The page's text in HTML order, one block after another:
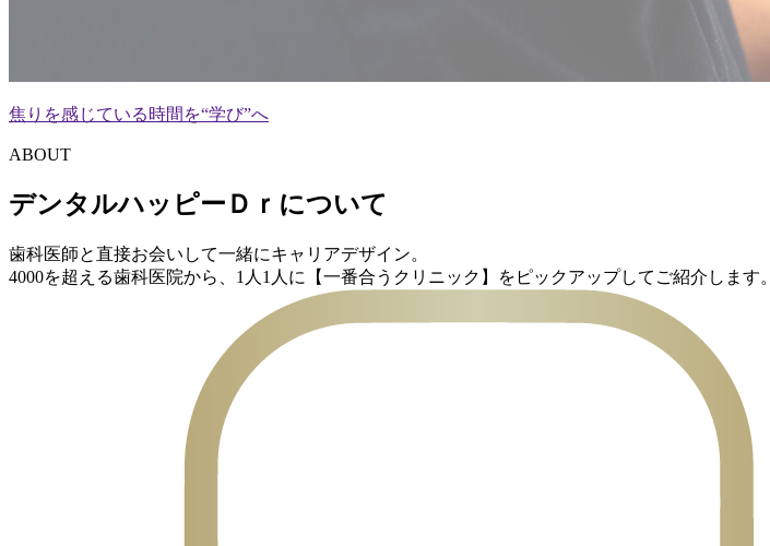
焦りを感じている時間を“学び”へ
ABOUT
デンタルハッピーＤｒについて
歯科医師と直接お会いして一緒にキャリアデザイン。
4000を超える歯科医院から、1人1人に【一番合うクリニック】をピックアップしてご紹介します。